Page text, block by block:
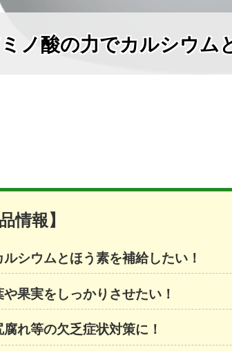
ノ酸の力でカルシウム
情報】
ルシウムとほう素を補給したい！
や果実をしっかりさせたい！
腐れ等の欠乏症状対策に！